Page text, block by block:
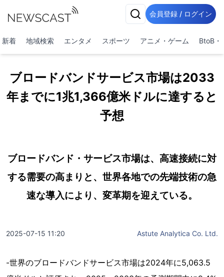
会員登録 / ログイン
新着 地域検索 エンタメ スポーツ アニメ・ゲーム BtoB・
ブロードバンドサービス市場は2033
年までに1兆1,366億米ドルに達すると
予想
ブロードバンド・サービス市場は、高速接続に対
する需要の高まりと、世界各地での先端技術の急
速な導入により、変革期を迎えている。
2025-07-15 11:20 Astute Analytica Co. Ltd.
-世界のブロードバンドサービス市場は2024年に5,063.5